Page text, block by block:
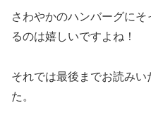
さわやかのハンバーグに
るのは嬉しいですよね！
それでは最後までお読み
た。